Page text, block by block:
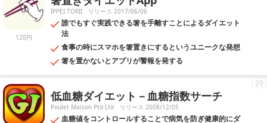
120円
IPPEI TORII リリース 2017/06/06
誰でもすぐ実践できる箸を手離すことによるダイエット
法
食事の時にスマホを箸置きにするというユニークな発想
箸を置かないとアプリが警報を発する
低血糖ダイエット－血糖指数サーチ
Poulet Maison Ptd Ltd リリース 2008/12/05
血糖値をコントロールすることで病気を防ぎ健康的にダ
29